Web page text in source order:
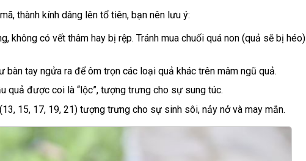
thành kính dâng lên tổ tiên, bạn nên lưu ý:
không có vết thâm hay bị rệp. Tránh mua chuối quá non (quả sẽ bị héo)
bàn tay ngửa ra để ôm trọn các loại quả khác trên mâm ngũ quả.
quả được coi là “lộc”, tượng trưng cho sự sung túc.
15, 17, 19, 21) tượng trưng cho sự sinh sôi, nảy nở và may mắn.